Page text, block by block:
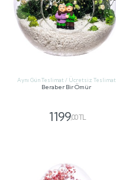
Aynı Gün Teslimat / Ücretsiz Teslimat
Beraber Bir Ömür
1199,00 TL